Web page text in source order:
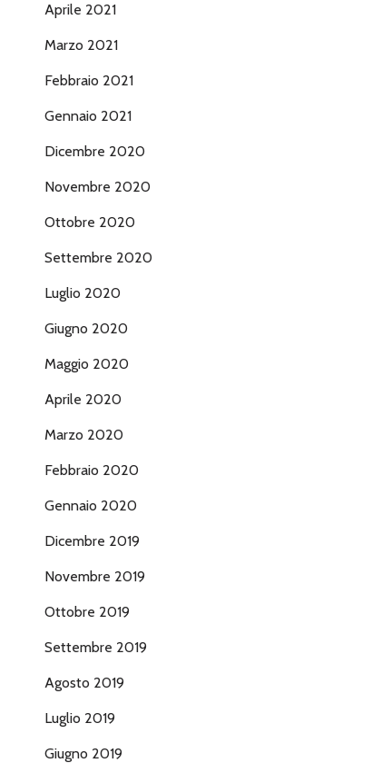
Aprile 2021
Marzo 2021
Febbraio 2021
Gennaio 2021
Dicembre 2020
Novembre 2020
Ottobre 2020
Settembre 2020
Luglio 2020
Giugno 2020
Maggio 2020
Aprile 2020
Marzo 2020
Febbraio 2020
Gennaio 2020
Dicembre 2019
Novembre 2019
Ottobre 2019
Settembre 2019
Agosto 2019
Luglio 2019
Giugno 2019